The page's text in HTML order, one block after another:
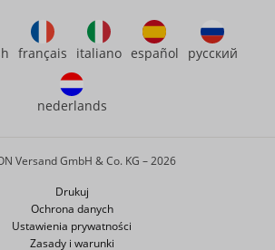
français italiano español русский
nederlands
Drukuj
Ochrona danych
Ustawienia prywatności
Zasady i warunki
Versand GmbH & Co. KG – 2026